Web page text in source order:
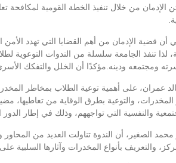
الإدمان من خلال تنفيذ الخطة القومية لمكافحة
أن قضية الإدمان من أهم القضايا التي تهدد
لذا تنفذ الجامعة سلسلة من الندوات
ومجتمعه ودينه.مؤكدًا أن الخلل والتفكك الأسرى
عمران، على أهمية توعية الطلاب بمخاطر
والتوعية بطرق الوقاية من تعاطيها،
والنفسية التي تواجههم، وذلك في إطار الدور
الصغير، أن الندوة تناولت العديد من
والتعريف بأنواع المخدرات وآثارها السلبية